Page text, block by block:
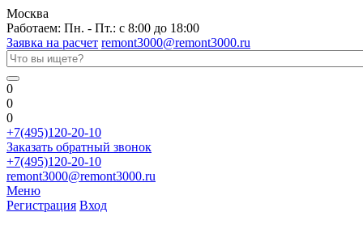
Москва
Работаем: Пн. - Пт.: с 8:00 до 18:00
Заявка на расчет remont3000@remont3000.ru
0
0
0
+7(495)120-20-10
Заказать обратный звонок
+7(495)120-20-10
remont3000@remont3000.ru
Меню
Регистрация Вход